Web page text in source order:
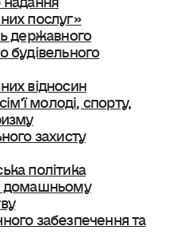
послуг»
державного
будівельного
відносин
молоді, спорту,
захисту
політика
домашньому
забезпечення та